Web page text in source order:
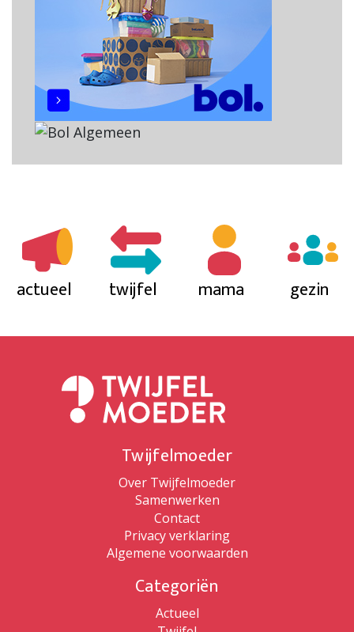
actueel twijfel mama gezin
Twijfelmoeder
Over Twijfelmoeder
Samenwerken
Contact
Privacy verklaring
Algemene voorwaarden
Categoriën
Actueel